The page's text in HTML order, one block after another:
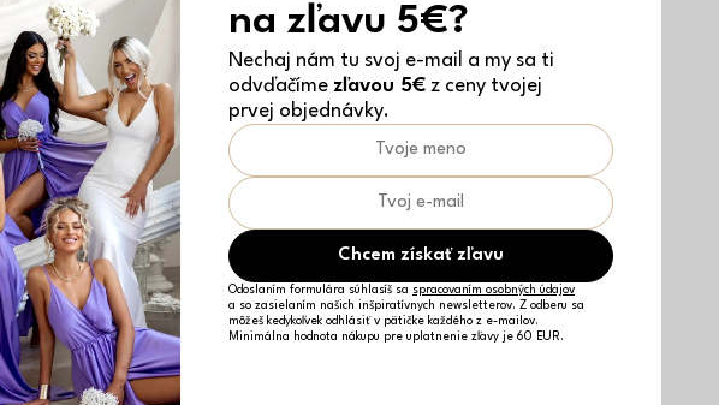
na zľavu 5€?
Nechaj nám tu svoj e-mail a my sa ti
odvďačíme zľavou 5€ z ceny tvojej
prvej objednávky.
Chcem získať zľavu
Odoslaním formulára súhlasíš sa spracovaním osobných údajov
a so zasielaním našich inšpiratívnych newsletterov. Z odberu sa
môžeš kedykoľvek odhlásiť v pätičke každého z e-mailov.
Minimálna hodnota nákupu pre uplatnenie zľavy je 60 EUR.